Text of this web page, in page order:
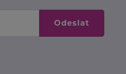
Odeslat